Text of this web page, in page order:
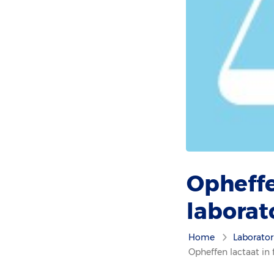
Home
Opheffen lactaat in